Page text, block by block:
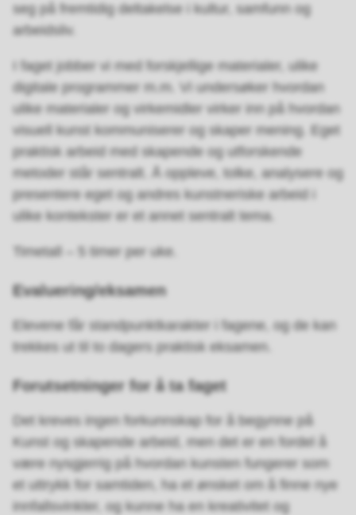
seg på fremtidig deltakelse i kultur, samfunn og
arbeidsliv.
I faget jobber vi med forskjellige materialer, ulike
digitale programmer m.m. Vi undersøker hvordan
ulike materialer og virkemidler virker inn på hvordan
visuell kunst kommuniserer og skaper mening. Eget
praktisk arbeid med skapende og utforskende
metoder står sentralt. Å oppleve, tolke, analysere og
presentere eget og andres kunstneriske arbeid i
ulike kontekster er et annet sentralt tema.
Timetall – 5 timer per uke.
Evaluering/eksamen
Elevene får standpunktkarakter i fagene, og de kan
trekkes ut til to dagers praktisk eksamen.
Forutsetninger for å ta faget
Det kreves ingen forkunnskap for å begynne på
Kunst og skapende arbeid, men det er en fordel å
være nysgjerrig på hvordan kunsten fungerer som
et uttrykk for samtiden, ha et ønsket om å finne nye
innfallsvinkler, og kunne ha en kreativitet og